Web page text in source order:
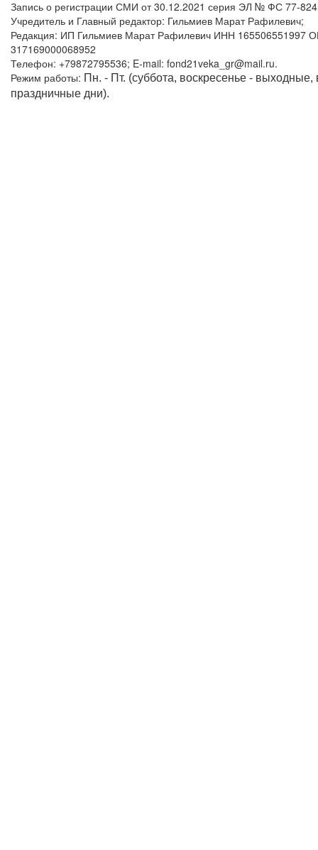
Запись о регистрации СМИ от 30.12.2021 серия ЭЛ № ФС 77-
Учредитель и Главный редактор: Гильмиев Марат Рафилевич;
Редакция: ИП Гильмиев Марат Рафилевич ИНН 165506551997
317169000068952
Телефон: +79872795536; E-mail: fond21veka_gr@mail.ru.
Режим работы: Пн. - Пт. (суббота, воскресенье - выходные,
праздничные дни).